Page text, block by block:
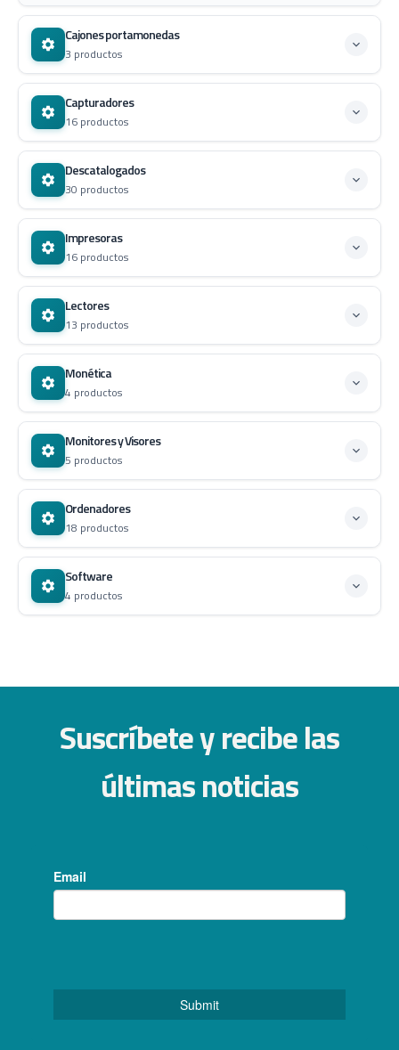
Cajones portamonedas
3 productos
Capturadores
16 productos
Descatalogados
30 productos
Impresoras
16 productos
Lectores
13 productos
Monética
4 productos
Monitores y Visores
5 productos
Ordenadores
18 productos
Software
4 productos
Suscríbete y recibe las
últimas noticias